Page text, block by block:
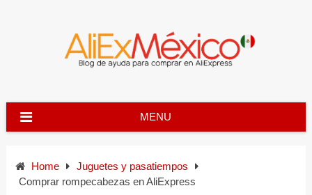
MENU
Home
Juguetes y pasatiempos
Comprar rompecabezas en AliExpress